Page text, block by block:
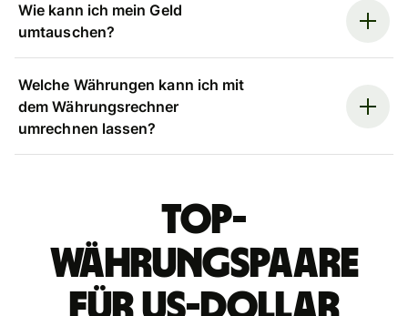
Wie kann ich mein Geld
umtauschen?
Welche Währungen kann ich mit
dem Währungsrechner
umrechnen lassen?
Top-
Währungspaare